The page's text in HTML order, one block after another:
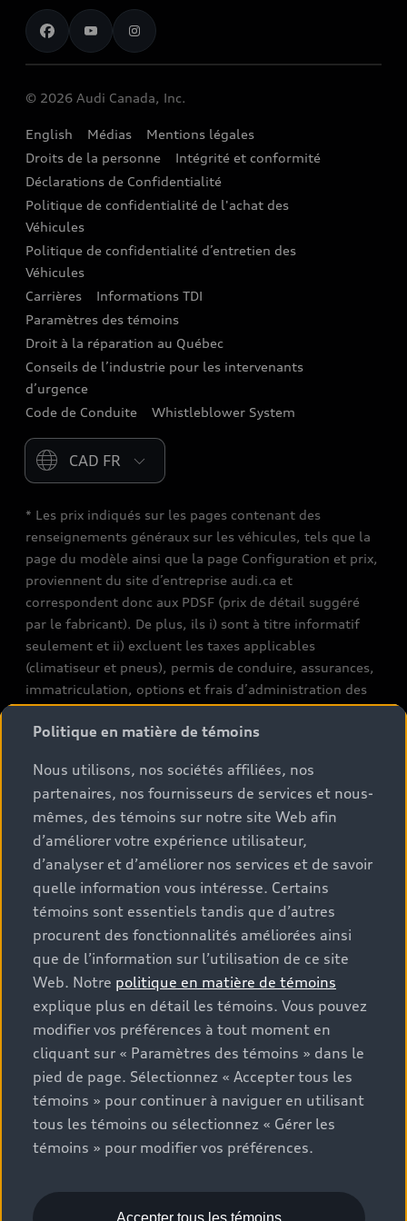
Restez au courant
Services Financiers Audi
Audi Boutique
Accessoires
Audi connect
Assistance routière
Audi Care
Centres de carrosserie Audi
Garanties Audi et couverture
Pour nous joindre
Rappels
© 2026 Audi Canada, Inc.
English Médias
Mentions légales
Droits de la personne
Intégrité et conformité
Déclarations de Confidentialité
Politique de confidentialité de l'achat des
Véhicules
Politique de confidentialité d’entretien des
Véhicules
Carrières
Informations TDI
Paramètres des témoins
Droit à la réparation au Québec
Conseils de l’industrie pour les intervenants
d’urgence
Code de Conduite
Whistleblower System
Please select country
* Les prix indiqués sur les pages contenant des
renseignements généraux sur les véhicules, tels que la
page du modèle ainsi que la page Configuration et prix,
proviennent du site d’entreprise audi.ca et
correspondent donc aux PDSF (prix de détail suggéré
par le fabricant). De plus, ils i) sont à titre informatif
seulement et ii) excluent les taxes applicables
(climatiseur et pneus), permis de conduire, assurances,
immatriculation, options et frais d’administration des
concessionnaires. Les conditions et prix de vente réels
sont fixés par les concessionnaires. Les prix indiqués sur
d’occasion sont des prix de vente, tels que fixés par les
concessionnaires, et incluent les frais applicables tels
que les frais de transport et d’inspection de
prélivraison, les taxes environnementales (pour les
véhicules neufs) et les frais d’administration des
concessionnaires, mais n’incluent pas les taxes de
vente. Veuillez noter que les prix indiqués sur la page «
Estimation des paiements » correspondent aux PDSF
figurant sur la page « Configuration et prix » (à titre
informatif) et aux prix de vente figurant sur les pages
de recherche des stocks de véhicules neufs ou
d’occasion (prix de vente réels). Sur les pages de
renseignements généraux sur les véhicules, les modèles
sont présentés à titre d’exemple seulement et peuvent
inclure des caractéristiques qui ne sont pas offertes sur
les modèles canadiens. Bien que des efforts soient faits
pour garantir l’exactitude, des erreurs peuvent survenir
ou l’offre peut changer, veuillez consulter le
spécifications du modèle actuel. Tous droits réservés.
Les marques de commerce Audi AG sont utilisées sous
Politique en matière de témoins
Nous utilisons, nos sociétés affiliées, nos
partenaires, nos fournisseurs de services et nous-
mêmes, des témoins sur notre site Web afin
d’améliorer votre expérience utilisateur,
d’analyser et d’améliorer nos services et de savoir
quelle information vous intéresse. Certains
témoins sont essentiels tandis que d’autres
procurent des fonctionnalités améliorées ainsi
que de l’information sur l’utilisation de ce site
Web. Notre politique en matière de témoins
explique plus en détail les témoins. Vous pouvez
modifier vos préférences à tout moment en
cliquant sur « Paramètres des témoins » dans le
pied de page. Sélectionnez « Accepter tous les
témoins » pour continuer à naviguer en utilisant
tous les témoins ou sélectionnez « Gérer les
témoins » pour modifier vos préférences.
Accepter tous les témoins